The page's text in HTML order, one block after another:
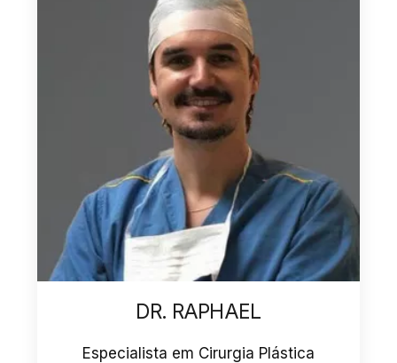
DR. ANTONIO
Especialista em Cirurgia